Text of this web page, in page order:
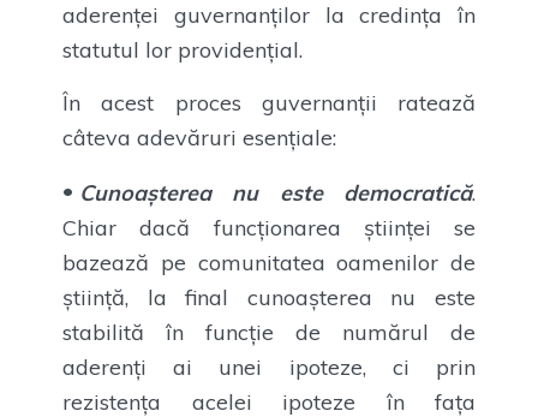
aderenței guvernanților la credința în
statutul lor providențial.
În acest proces guvernanții ratează
câteva adevăruri esențiale:
Cunoașterea nu este democratică.
Chiar dacă funcționarea științei se
bazează pe comunitatea oamenilor de
știință, la final cunoașterea nu este
stabilită în funcție de numărul de
aderenți ai unei ipoteze, ci prin
rezistența acelei ipoteze în fața